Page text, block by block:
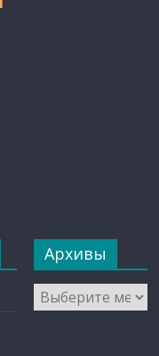
Архивы
Архивы